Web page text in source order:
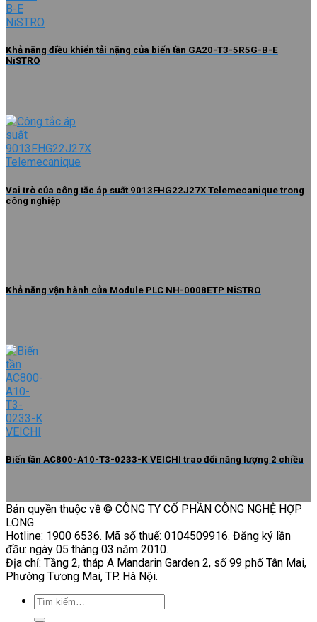
Khả năng điều khiển tải nặng của biến tần GA20-T3-5R5G-B-E
NiSTRO
Vai trò của công tắc áp suất 9013FHG22J27X Telemecanique trong
công nghiệp
Khả năng vận hành của Module PLC NH-0008ETP NiSTRO
Biến tần AC800-A10-T3-0233-K VEICHI trao đổi năng lượng 2 chiều
Bản quyền thuộc về © CÔNG TY CỔ PHẦN CÔNG NGHỆ HỢP
LONG.
Hotline: 1900 6536. Mã số thuế: 0104509916. Đăng ký lần
đầu: ngày 05 tháng 03 năm 2010.
Địa chỉ: Tầng 2, tháp A Mandarin Garden 2, số 99 phố Tân Mai,
Phường Tương Mai, TP. Hà Nội.
Tìm
kiếm: